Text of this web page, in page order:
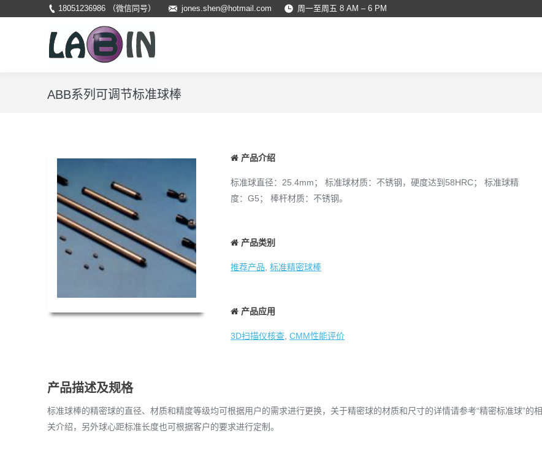
18051236986 （微信同号） jones.shen@hotmail.com 周一至周五 8 AM – 6 PM
ABB系列可调节标准球棒
产品介绍
标准球直径：25.4mm； 标准球材质：不锈钢，硬度达到58HRC； 标准球精
度：G5； 棒杆材质：不锈钢。
产品类别
推荐产品 ,标准精密球棒
产品应用
3D扫描仪核查 ,CMM性能评价
产品描述及规格
标准球棒的精密球的直径、材质和精度等级均可根据用户的需求进行更换，关于精密球的材质和尺寸的详情请参考“精密标准球”的相
关介绍，另外球心距标准长度也可根据客户的要求进行定制。